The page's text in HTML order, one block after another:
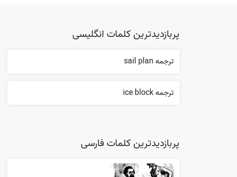
پربازدیدترین کلمات انگلیسی
ترجمه sail plan
ترجمه ice block
پربازدیدترین کلمات فارسی